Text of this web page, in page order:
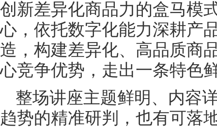
创新差异化商品力的盒马模
心，依托数字化能力深耕产
造，构建差异化、高品质商
心竞争优势，走出一条特色
整场讲座主题鲜明、内容
趋势的精准研判，也有可落